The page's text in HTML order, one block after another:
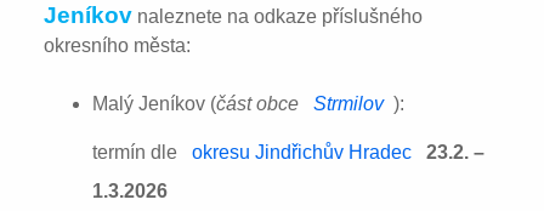
Jeníkov naleznete na odkaze příslušného
okresního města:
Malý Jeníkov (část obce Strmilov ):
termín dle okresu Jindřichův Hradec
23.2. –
1.3.2026